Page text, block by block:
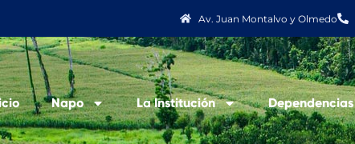
Av. Juan Montalvo y Olmedo
Napo La Institución Dependencias